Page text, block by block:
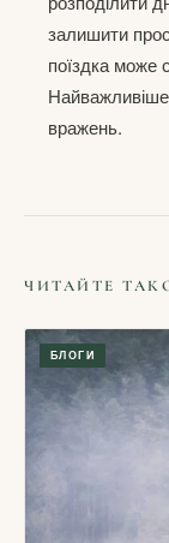
залишити
поїздка може
Найважливіше
вражень.
ЧИТАЙТЕ
БЛОГИ